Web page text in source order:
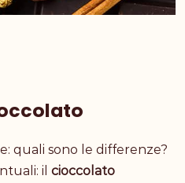
quali sono le differenze?
il cioccolato